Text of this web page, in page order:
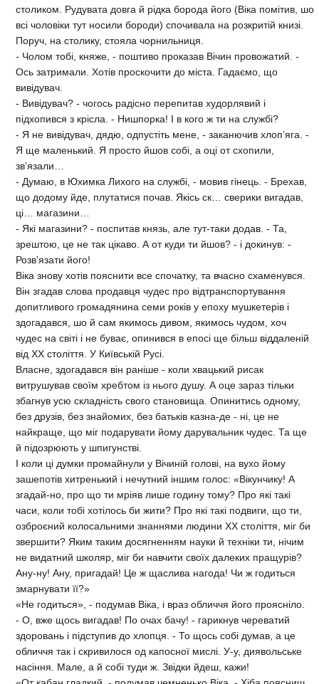
столиком. Рудувата довга й рідка борода його (Віка помітив, шо
всі чоловіки тут носили бороди) спочивала на розкритій книзі.
Поруч, на столику, стояла чорнильниця.
- Чолом тобі, княже, - поштиво проказав Вічин провожатий. -
Ось затримали. Хотів проскочити до міста. Гадаємо, що
вивідувач.
- Вивідувач? - чогось радісно перепитав худорлявий і
підхопився з крісла. - Нишпорка! І в кого ж ти на службі?
- Я не вивідувач, дядю, одпустіть мене, - заканючив хлоп’яга. -
Я ще маленький. Я просто йшов собі, а оці от схопили,
зв’язали…
- Думаю, в Юхимка Лихого на службі, - мовив гінець. - Брехав,
що додому йде, плутатися почав. Якісь ск… сверики вигадав,
ці… магазини…
- Які магазини? - поспитав князь, але тут-таки додав. - Та,
зрештою, це не так цікаво. А от куди ти йшов? - і докинув: -
Розв’язати його!
Віка знову хотів пояснити все спочатку, та вчасно схаменувся.
Він згадав слова продавця чудес про відтранспортування
допитливого громадянина семи років у епоху мушкетерів і
здогадався, шо й сам якимось дивом, якимось чудом, хоч
чудес на світі і не буває, опинився в епосі ще більш віддаленій
від XX століття. У Київській Русі.
Власне, здогадався він раніше - коли хвацький рисак
витрушував своїм хребтом із нього душу. А оце зараз тільки
збагнув усю складність свого становища. Опинитись одному,
без друзів, без знайомих, без батьків казна-де - ні, це не
найкраще, що міг подарувати йому дарувальник чудес. Та ще
й підозрюють у шпигунстві.
І коли ці думки промайнули у Вічиній голові, на вухо йому
зашепотів хитренький і нечутний іншим голос: «Вікунчику! А
згадай-но, про що ти мріяв лише годину тому? Про які такі
часи, коли тобі хотілось би жити? Про які такі подвиги, що ти,
озброєний колосальними знаннями людини XX століття, міг би
звершити? Яким таким досягненням науки й техніки ти, нічим
не видатний школяр, міг би навчити своїх далеких пращурів?
Ану-ну! Ану, пригадай! Це ж щаслива нагода! Чи ж годиться
змарнувати її?»
«Не годиться», - подумав Віка, і враз обличчя його проясніло.
- О, вже щось вигадав! По очах бачу! - гарикнув череватий
здоровань і підступив до хлопця. - То щось собі думав, а це
обличчя так і скривилося од капосної мислі. У-у, диявольське
насіння. Мале, а й собі туди ж. Звідки йдеш, кажи!